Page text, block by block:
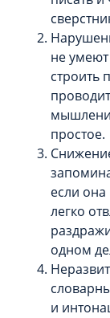
не
строить
простое.
если
легко
одном
и